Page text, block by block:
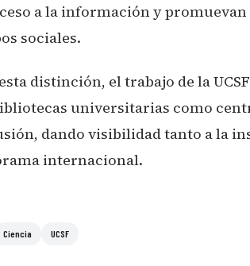
a la información y
sociales.
distinción, el trabajo de la
universitarias como
dando visibilidad tanto a la
internacional.
Ciencia UCSF